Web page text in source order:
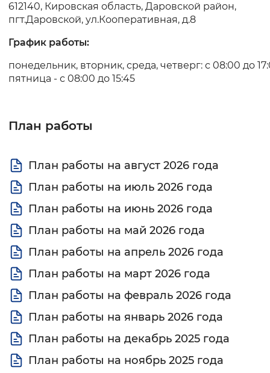
Звуковой ассистент
Вернуть стандартные настройки
612140, Кировская область, Даровской район,
пгт.Даровской, ул.Кооперативная, д.8
График работы:
понедельник, вторник, среда, четверг: с 08:00 до
пятница - с 08:00 до 15:45
План работы
План работы на август 2026 года
План работы на июль 2026 года
План работы на июнь 2026 года
План работы на май 2026 года
План работы на апрель 2026 года
План работы на март 2026 года
План работы на февраль 2026 года
План работы на январь 2026 года
План работы на декабрь 2025 года
План работы на ноябрь 2025 года